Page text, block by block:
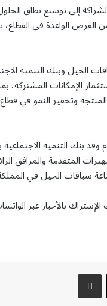
إلى توسيع نطاق
الفرص الواعدة في
الخيل وبنك التنمية
الإمكانات
وتحفيز النمو في
وفد بنك التنمية
المتقدمة والمرافق
سباقات الخيل في
بالأخبار عبر
مشاركة عبر البريد